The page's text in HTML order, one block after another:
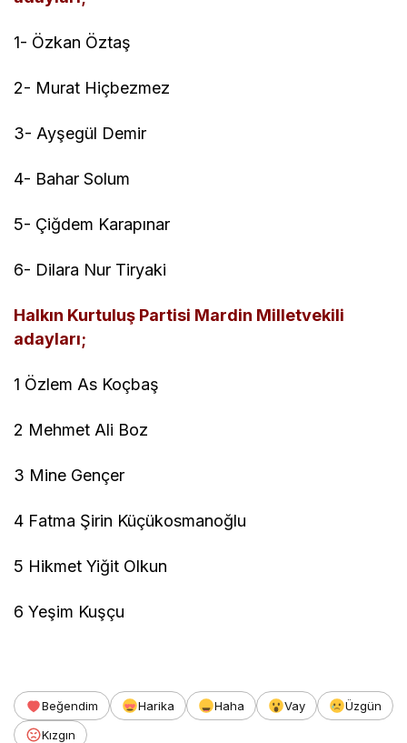
1- Özkan Öztaş
2- Murat Hiçbezmez
3- Ayşegül Demir
4- Bahar Solum
5- Çiğdem Karapınar
6- Dilara Nur Tiryaki
Halkın Kurtuluş Partisi Mardin Milletvekili
adayları;
1 Özlem As Koçbaş
2 Mehmet Ali Boz
3 Mine Gençer
4 Fatma Şirin Küçükosmanoğlu
5 Hikmet Yiğit Olkun
6 Yeşim Kuşçu
Beğendim Harika Haha Vay
Üzgün
Kızgın